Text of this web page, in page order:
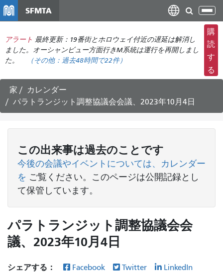
コ
ン
テ
ン
に
移
SFMTA
ナ
ビ
ゲ
ー
シ
ョ
切
り
アラート 最終更新：19番街とホロウェイ付近の遅延は解消し
ました。オーシャンビュー方面行きM系統は運行を再開しまし
た。
（その他： 過去48時間で22件）
購
読
す
る
家
カレンダー
パラトランジット調整協議会会議、2023年10月4日
この出来事は過去のことです
今後の会議やイベントについては、カレンダー
を ご覧ください。このページは公開記録とし
て保管しています。
パラトランジット調整協議会会
議、2023年10月4日
シェアする： Facebook Twitter LinkedIn